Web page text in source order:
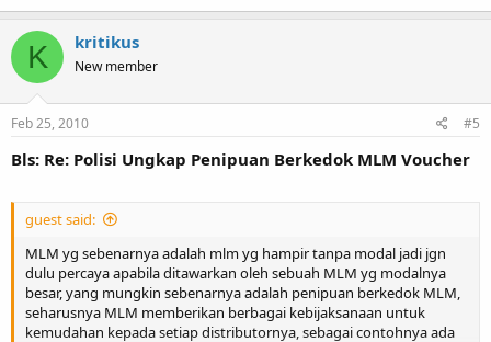
K kritikus
New member
Feb 25, 2010 #5
Bls: Re: Polisi Ungkap Penipuan Berkedok MLM Voucher
guest said:
MLM yg sebenarnya adalah mlm yg hampir tanpa modal jadi jgn
dulu percaya apabila ditawarkan oleh sebuah MLM yg modalnya
besar, yang mungkin sebenarnya adalah penipuan berkedok MLM,
seharusnya MLM memberikan berbagai kebijaksanaan untuk
kemudahan kepada setiap distributornya, sebagai contohnya ada